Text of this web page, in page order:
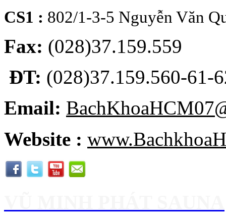
CS1 : 802/1-3-5 Nguyễn Văn
Fax: (028)37.159.559
ĐT: (028)37.159.560-61-
Email:
Website :